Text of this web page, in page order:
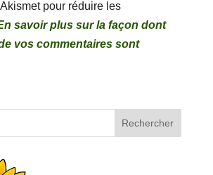
pour réduire les
savoir plus sur la façon dont
vos commentaires sont